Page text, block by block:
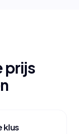
prijs
klus